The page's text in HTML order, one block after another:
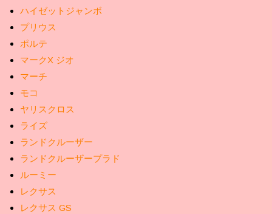
ハイゼットジャンボ
プリウス
ポルテ
マークX ジオ
マーチ
モコ
ヤリスクロス
ライズ
ランドクルーザー
ランドクルーザープラド
ルーミー
レクサス
レクサス GS